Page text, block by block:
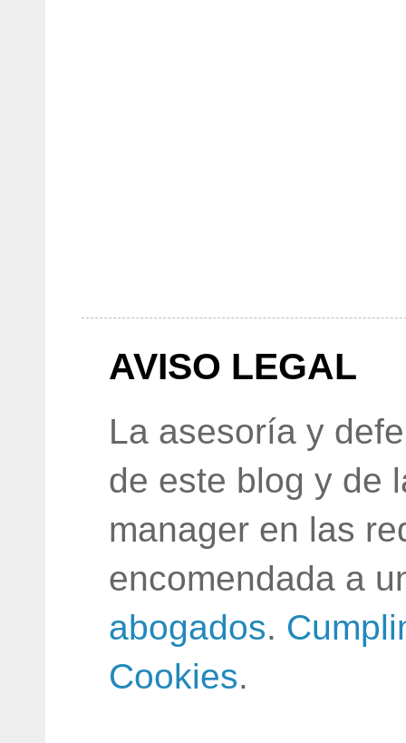
AVISO LEGAL
La asesoría y
de este blog y de
manager en las
encomendada a
abogados.
Cookies.